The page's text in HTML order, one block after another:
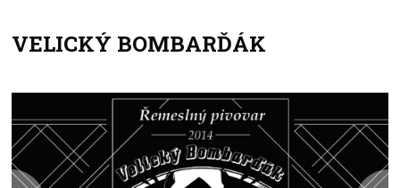
−
VELICKÝ BOMBARĎÁK